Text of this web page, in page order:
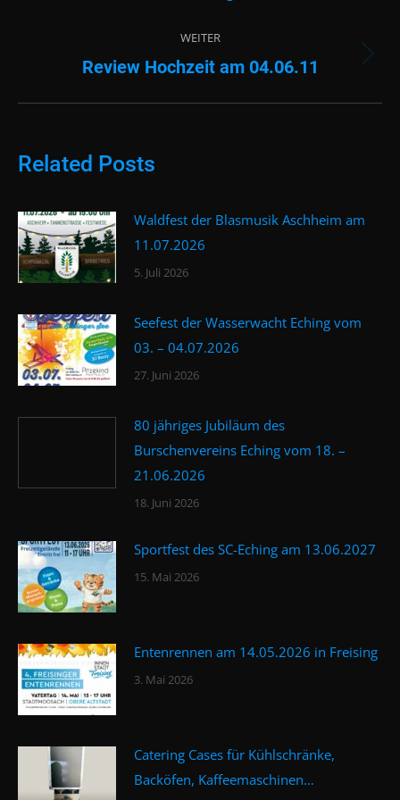
WEITER
Nächster
Review Hochzeit am 04.06.11
Related Posts
Waldfest der Blasmusik Aschheim am
11.07.2026
5. Juli 2026
Seefest der Wasserwacht Eching vom
03. – 04.07.2026
27. Juni 2026
80 jähriges Jubiläum des
Burschenvereins Eching vom 18. –
21.06.2026
18. Juni 2026
Sportfest des SC-Eching am 13.06.2027
15. Mai 2026
Entenrennen am 14.05.2026 in Freising
3. Mai 2026
Catering Cases für Kühlschränke,
Backöfen, Kaffeemaschinen…